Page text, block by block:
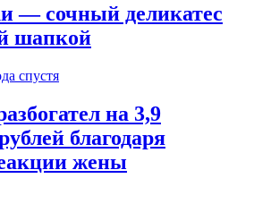
— сочный деликатес
шапкой
спустя
на 3,9
благодаря
жены